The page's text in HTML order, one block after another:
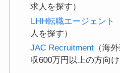
求人を探す）
LHH転職エージェント
人を探す）
JAC Recruitment （海
収600万円以上の方向け